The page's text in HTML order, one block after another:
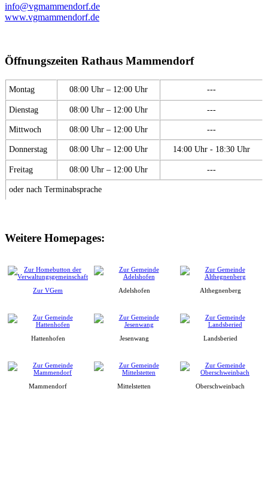
info@vgmammendorf.de
www.vgmammendorf.de
Öffnungszeiten Rathaus Mammendorf
Montag 08:00 Uhr – 12:00 Uhr ---
Dienstag 08:00 Uhr – 12:00 Uhr ---
Mittwoch 08:00 Uhr – 12:00 Uhr ---
Donnerstag 08:00 Uhr – 12:00 Uhr 14:00 Uhr - 18:30 Uhr
Freitag 08:00 Uhr – 12:00 Uhr ---
oder nach Terminabsprache
Weitere Homepages:
Zur VGem Adelshofen Althegnenberg
Hattenhofen Jesenwang Landsberied
Mammendorf Mittelstetten Oberschweinbach